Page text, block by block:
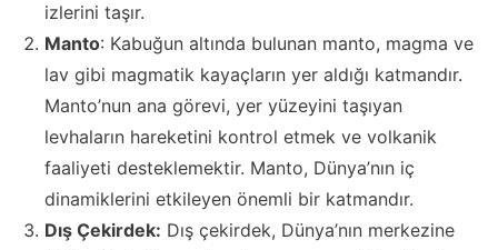
izlerini taşır.
Manto: Kabuğun altında bulunan manto, magma ve
lav gibi magmatik kayaçların yer aldığı katmandır.
Manto’nun ana görevi, yer yüzeyini taşıyan
levhaların hareketini kontrol etmek ve volkanik
faaliyeti desteklemektir. Manto, Dünya’nın iç
dinamiklerini etkileyen önemli bir katmandır.
Dış Çekirdek: Dış çekirdek, Dünya’nın merkezine